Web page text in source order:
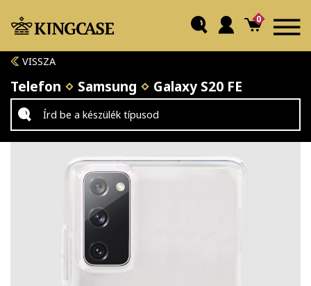
0
VISSZA
Telefon Samsung Galaxy S20 FE